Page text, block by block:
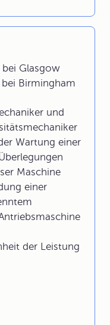
bei Glasgow
bei Birmingham
und
Wartung einer
Maschine
einer
der Leistung